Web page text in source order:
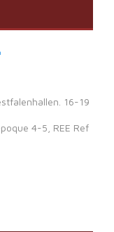
16-19
4-5, REE Ref